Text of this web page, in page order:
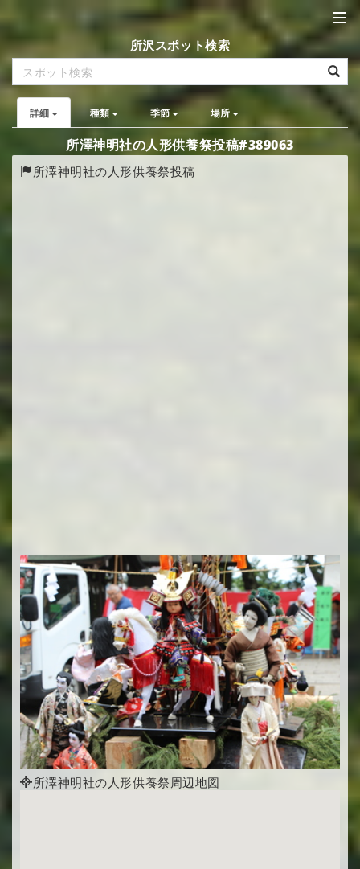
所沢スポット検索
詳細 種類 季節 場所
所澤神明社の人形供養祭投稿#389063
所澤神明社の人形供養祭投稿
所澤神明社の人形供養祭周辺地図